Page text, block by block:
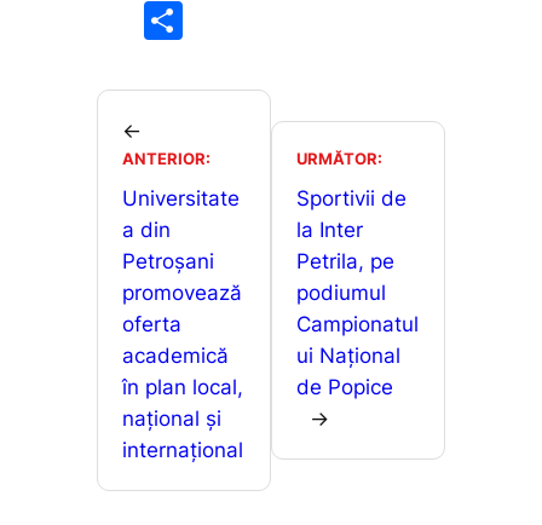
e
o
o
k
l
A
p
p
e
n
g
er
ta
a
z
ă
←
ANTERIOR:
Universitate
a din
Petroșani
promovează
oferta
academică
în plan local,
național și
internațional
URMĂTOR:
Sportivii de
la Inter
Petrila, pe
podiumul
Campionatul
ui Național
de Popice
→